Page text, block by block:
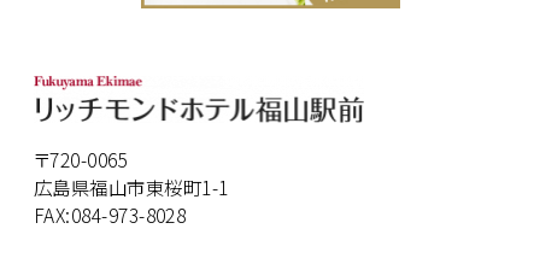
〒720-0065
広島県福山市東桜町1-1
FAX:084-973-8028